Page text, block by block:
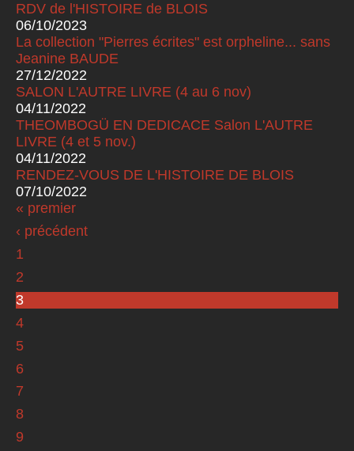
RDV de l'HISTOIRE de BLOIS
06/10/2023
La collection "Pierres écrites" est orpheline... sans
Jeanine BAUDE
27/12/2022
SALON L'AUTRE LIVRE (4 au 6 nov)
04/11/2022
THEOMBOGÜ EN DEDICACE Salon L'AUTRE
LIVRE (4 et 5 nov.)
04/11/2022
RENDEZ-VOUS DE L'HISTOIRE DE BLOIS
07/10/2022
Pages
« premier
‹ précédent
1
2
3
4
5
6
7
8
9